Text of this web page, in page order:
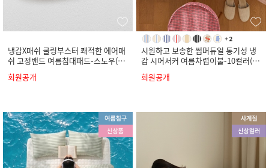
냉감X매쉬 쿨링부스터 쾌적한 에어매
쉬 고정밴드 여름침대패드-스노우(S
회원공개
시원하고 보송한 썸머듀얼 통기성 냉
감 시어서커 여름차렵이불-10컬러(S
회원공개